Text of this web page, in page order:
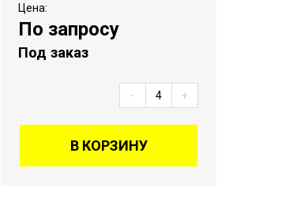
Цена:
По запросу
Под заказ
- +
В КОРЗИНУ